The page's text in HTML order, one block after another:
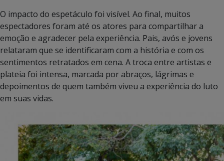
O impacto do espetáculo foi visível. Ao final, muitos
espectadores foram até os atores para compartilhar a
emoção e agradecer pela experiência. Pais, avós e jovens
relataram que se identificaram com a história e com os
sentimentos retratados em cena. A troca entre artistas e
plateia foi intensa, marcada por abraços, lágrimas e
depoimentos de quem também viveu a experiência do luto
em suas vidas.